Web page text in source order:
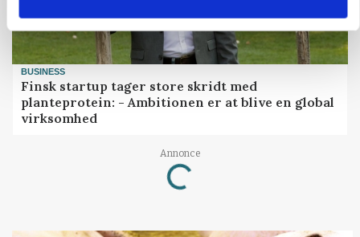
BUSINESS
Finsk startup tager store skridt med
planteprotein: - Ambitionen er at blive en global
virksomhed
Annonce
Loading...